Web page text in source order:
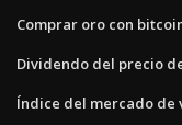
Comprar oro con
Dividendo del precio
Índice del mercado de